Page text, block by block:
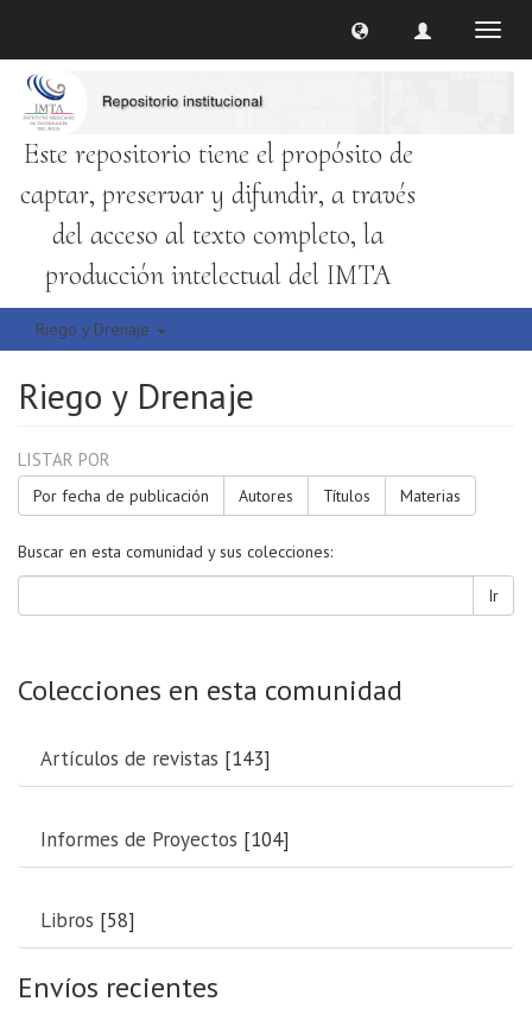
Este repositorio tiene el propósito de
captar, preservar y difundir, a través
del acceso al texto completo, la
producción intelectual del IMTA
Riego y Drenaje
Riego y Drenaje
LISTAR POR
Por fecha de publicación Autores Títulos Materias
Buscar en esta comunidad y sus colecciones:
Ir
Colecciones en esta comunidad
Artículos de revistas [143]
Informes de Proyectos [104]
Libros [58]
Envíos recientes